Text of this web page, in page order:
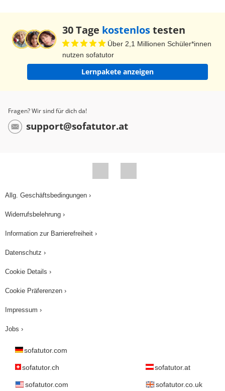
30 Tage kostenlostesten
Über 2,1 Millionen Schüler*innen
nutzen sofatutor
Lernpakete anzeigen
Fragen? Wir sind für dich da!
support@sofatutor.at
Allg. Geschäftsbedingungen ›
Widerrufsbelehrung ›
Information zur Barrierefreiheit ›
Datenschutz ›
Cookie Details ›
Cookie Präferenzen ›
Impressum ›
Jobs ›
sofatutor.com
sofatutor.ch sofatutor.at
sofatutor.com sofatutor.co.uk